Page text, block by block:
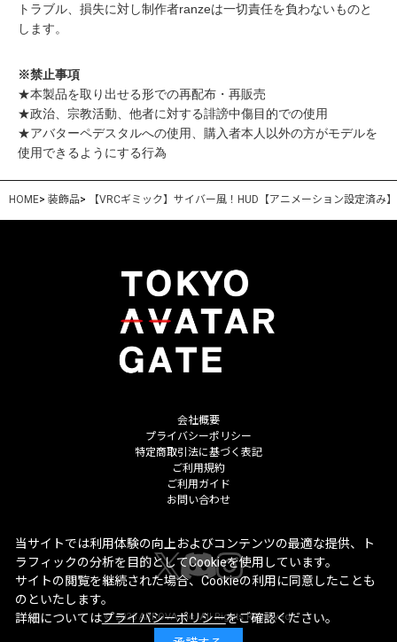
トラブル、損失に対し制作者ranzeは一切責任を負わないものと
します。
※禁止事項
★本製品を取り出せる形での再配布・再販売
★政治、宗教活動、他者に対する誹謗中傷目的での使用
★アバターペデスタルへの使用、購入者本人以外の方がモデルを
使用できるようにする行為
HOME> 装飾品> 【VRCギミック】サイバー風！HUD【アニメーション設定済み】
会社概要
プライバシーポリシー
特定商取引法に基づく表記
ご利用規約
ご利用ガイド
お問い合わせ
©2026ARROVA Inc. All Rights Reserved.
当サイトでは利用体験の向上およびコンテンツの最適な提供、ト
ラフィックの分析を目的としてCookieを使用しています。
サイトの閲覧を継続された場合、Cookieの利用に同意したことも
のといたします。
詳細についてはプライバシーポリシーをご確認ください。